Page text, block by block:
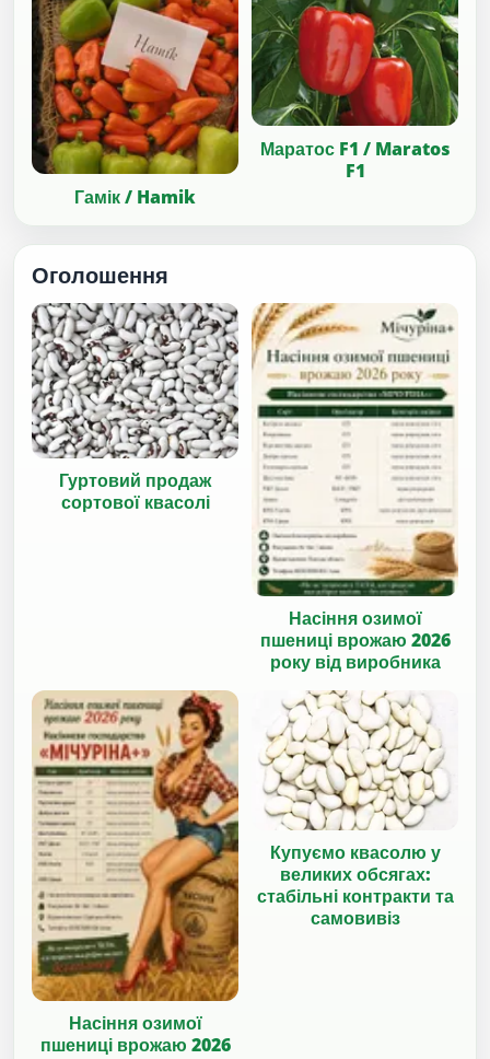
Гамік / Hamik
Маратос F1 / Maratos
F1
Оголошення
Гуртовий продаж
сортової квасолі
Насіння озимої
пшениці врожаю 2026
року від виробника
Насіння озимої
пшениці врожаю 2026
Купуємо квасолю у
великих обсягах:
стабільні контракти та
самовивіз